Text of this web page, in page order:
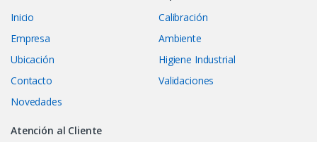
Inicio
Empresa
Ubicación
Contacto
Novedades
Calibración
Ambiente
Higiene Industrial
Validaciones
Atención al Cliente